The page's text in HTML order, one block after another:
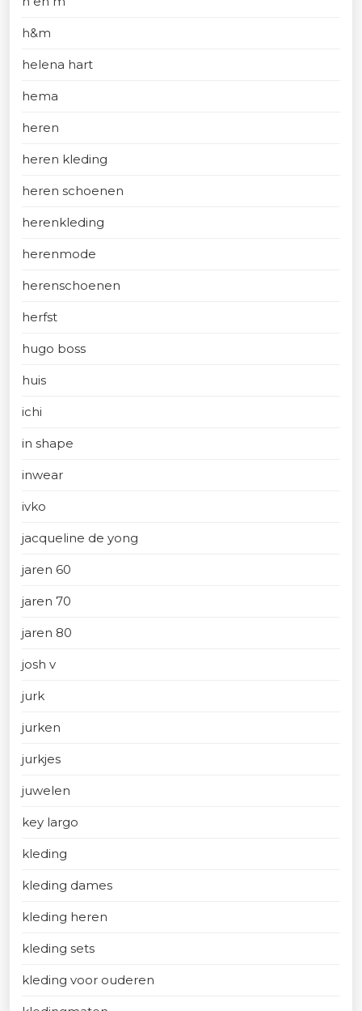
h&m
helena hart
hema
heren
heren kleding
heren schoenen
herenkleding
herenmode
herenschoenen
herfst
hugo boss
huis
ichi
in shape
inwear
ivko
jacqueline de yong
jaren 60
jaren 70
jaren 80
josh v
jurk
jurken
jurkjes
juwelen
key largo
kleding
kleding dames
kleding heren
kleding sets
kleding voor ouderen